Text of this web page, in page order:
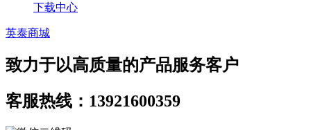
下载中心
英泰商城
致力于以高质量的产品服务客户
客服热线：13921600359